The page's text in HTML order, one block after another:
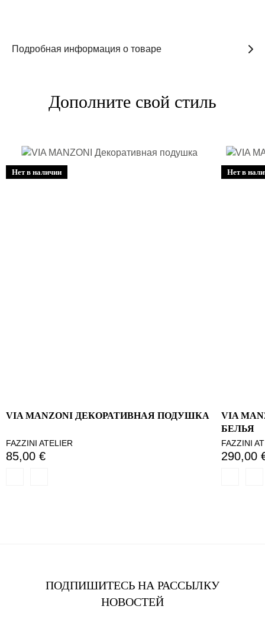
Подробная информация о товаре
Дополните свой стиль
Нет в наличии
VIA MANZONI ДЕКОРАТИВНАЯ ПОДУШКА
FAZZINI ATELIER
85,00 €
Нет в
VIA
БЕЛЬЯ
FAZZINI
290,00
ПОДПИШИТЕСЬ НА РАССЫЛКУ
НОВОСТЕЙ